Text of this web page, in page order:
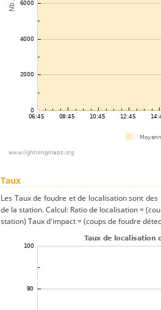
Taux
Les Taux de foudre et de localisation sont
de la station. Calcul: Ratio de localisation =
station) Taux d'impact = (coups de foudre